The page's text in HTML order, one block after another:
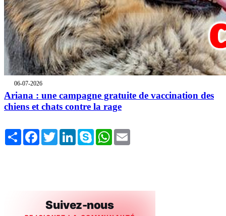
06-07-2026
Ariana : une campagne gratuite de vaccination des
chiens et chats contre la rage
Share FacebookTwitterLinkedInSkype WhatsApp